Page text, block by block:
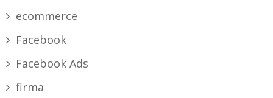
ecommerce
Facebook
Facebook Ads
firma